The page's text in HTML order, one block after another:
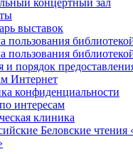
концертный зал
выставок
пользования
пользования
и порядок
Интернет
конфиденциальности
интересам
клиника
Беловские чтения